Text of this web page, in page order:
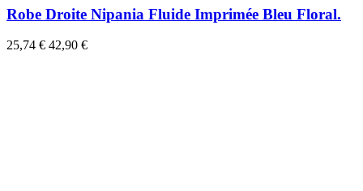
Robe Droite Nipania Fluide Imprimée Bleu Floral.
25,74 € 42,90 €